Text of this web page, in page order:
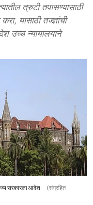
त्रुटी तपासण्यासाठी
यासाठी तज्ज्ञांची
उच्च न्यायालयाने
सरकारला आदेश
(संग्रहित